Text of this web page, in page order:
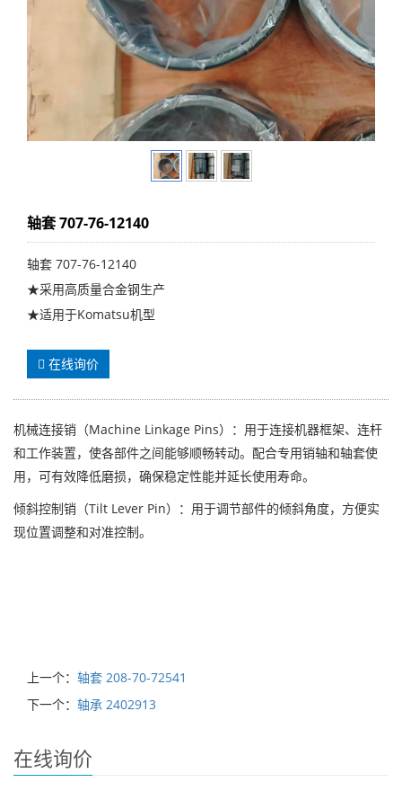
轴套 707-76-12140
轴套 707-76-12140
★采用高质量合金钢生产
★适用于Komatsu机型
在线询价
机械连接销（Machine Linkage Pins）：用于连接机器框架、连杆
和工作装置，使各部件之间能够顺畅转动。配合专用销轴和轴套使
用，可有效降低磨损，确保稳定性能并延长使用寿命。
倾斜控制销（Tilt Lever Pin）：用于调节部件的倾斜角度，方便实
现位置调整和对准控制。
上一个： 轴套 208-70-72541
下一个： 轴承 2402913
在线询价